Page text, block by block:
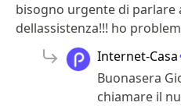
bisogno urgente di parlare
dellassistenza!!! ho
Internet-Casa
Buonasera
chiamare il